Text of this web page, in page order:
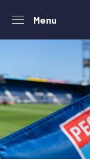
Menu